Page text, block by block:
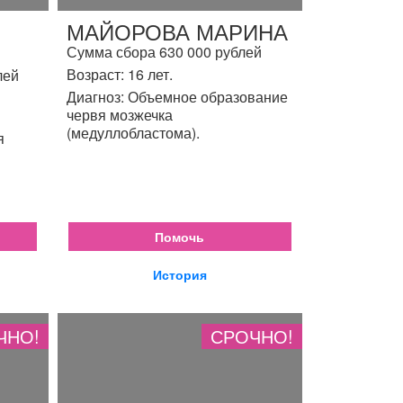
МАЙОРОВА МАРИНА
Сумма сбора 630 000 рублей
Возраст: 16 лет.
Диагноз: Объемное образование
червя мозжечка
(медуллобластома).
Помочь
История
СРОЧНО!